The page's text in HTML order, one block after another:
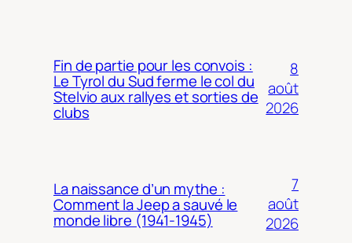
Fin de partie pour les convois :
Le Tyrol du Sud ferme le col du
Stelvio aux rallyes et sorties de
clubs
8
août
2026
La naissance d’un mythe :
Comment la Jeep a sauvé le
monde libre (1941-1945)
7
août
2026